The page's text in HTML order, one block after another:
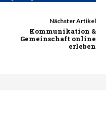
Nächster Artikel
Kommunikation &
Gemeinschaft online
erleben